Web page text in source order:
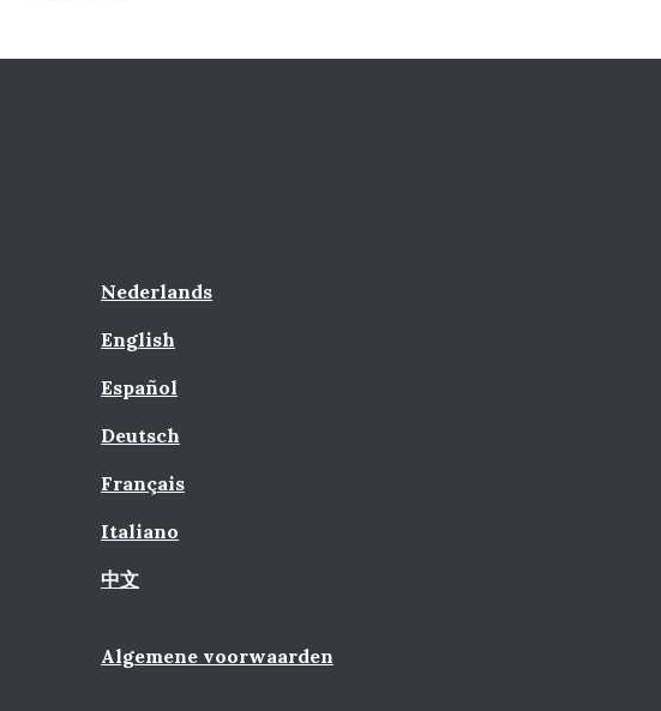
Nederlands
English
Español
Deutsch
Français
Italiano
中文
Algemene voorwaarden